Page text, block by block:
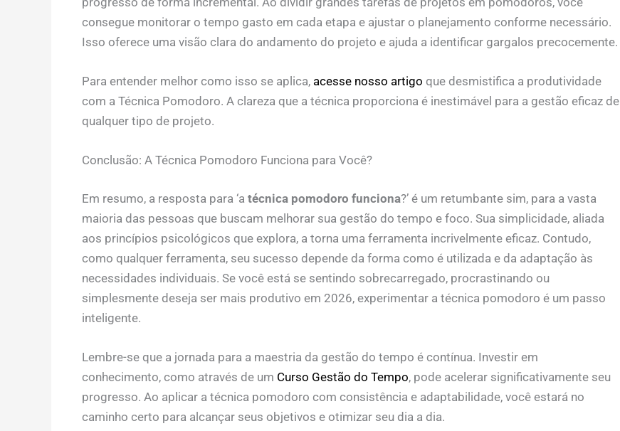
consegue monitorar o tempo gasto em cada etapa e ajustar o planejamento conforme necessário.
Isso oferece uma visão clara do andamento do projeto e ajuda a identificar gargalos precocemente.
Para entender melhor como isso se aplica, acesse nosso artigo que desmistifica a produtividade
com a Técnica Pomodoro. A clareza que a técnica proporciona é inestimável para a gestão eficaz de
qualquer tipo de projeto.
Conclusão: A Técnica Pomodoro Funciona para Você?
Em resumo, a resposta para ‘a técnica pomodoro funciona?’ é um retumbante sim, para a vasta
maioria das pessoas que buscam melhorar sua gestão do tempo e foco. Sua simplicidade, aliada
aos princípios psicológicos que explora, a torna uma ferramenta incrivelmente eficaz. Contudo,
como qualquer ferramenta, seu sucesso depende da forma como é utilizada e da adaptação às
necessidades individuais. Se você está se sentindo sobrecarregado, procrastinando ou
simplesmente deseja ser mais produtivo em 2026, experimentar a técnica pomodoro é um passo
inteligente.
Lembre-se que a jornada para a maestria da gestão do tempo é contínua. Investir em
conhecimento, como através de um Curso Gestão do Tempo, pode acelerar significativamente seu
progresso. Ao aplicar a técnica pomodoro com consistência e adaptabilidade, você estará no
caminho certo para alcançar seus objetivos e otimizar seu dia a dia.